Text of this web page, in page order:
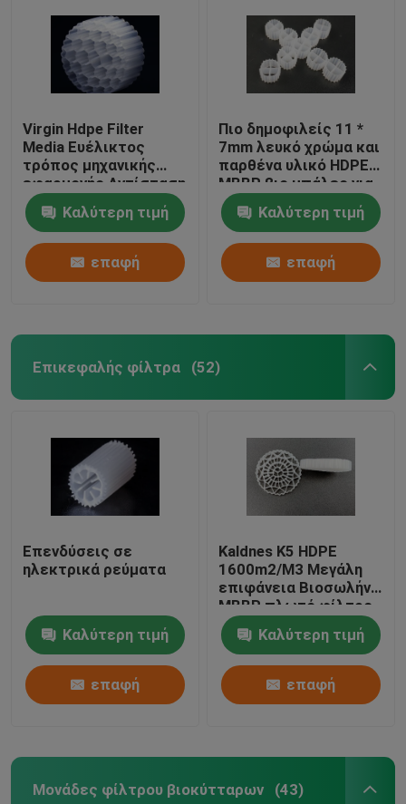
Virgin Hdpe Filter
Media Ευέλικτος
τρόπος μηχανικής
εφαρμογής Αντίσταση
σε κρούσματα
Καλύτερη τιμή
επαφή
Πιο δημοφιλείς 11 *
7mm λευκό χρώμα και
παρθένα υλικό HDPE
MBBR βιο μπάλες για
ενυδρεία
Καλύτερη τιμή
επαφή
Επικεφαλής φίλτρα (52)
Επενδύσεις σε
ηλεκτρικά ρεύματα
Καλύτερη τιμή
επαφή
Kaldnes K5 HDPE
1600m2/M3 Μεγάλη
επιφάνεια Βιοσωλήνα
MBBR πλωτό φίλτρο
Καλύτερη τιμή
επαφή
Μονάδες φίλτρου βιοκύτταρων (43)